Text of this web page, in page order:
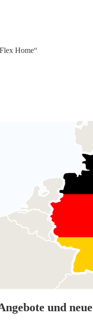
Home“
und neue